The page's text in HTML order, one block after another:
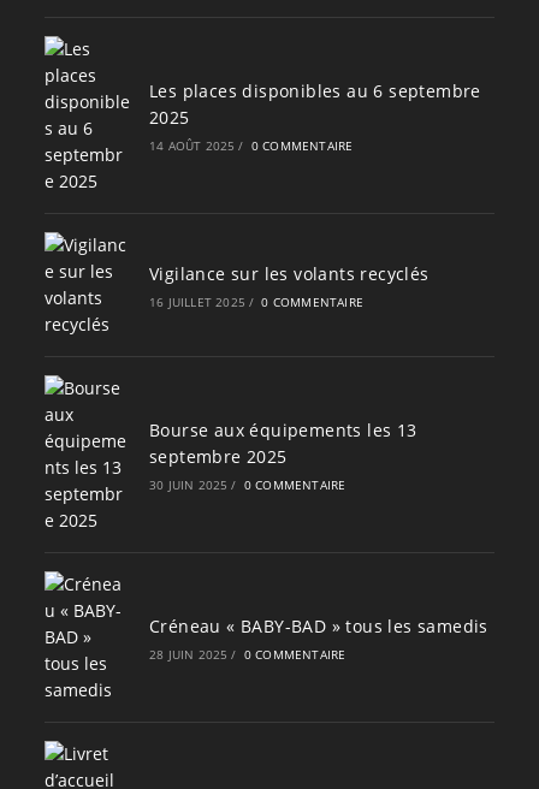
Les places disponibles au 6 septembre
2025
14 AOÛT 2025 / 0 COMMENTAIRE
Vigilance sur les volants recyclés
16 JUILLET 2025 / 0 COMMENTAIRE
Bourse aux équipements les 13
septembre 2025
30 JUIN 2025 / 0 COMMENTAIRE
Créneau « BABY-BAD » tous les samedis
28 JUIN 2025 / 0 COMMENTAIRE